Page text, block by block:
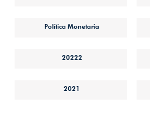
Política Monetaria
20222
2021